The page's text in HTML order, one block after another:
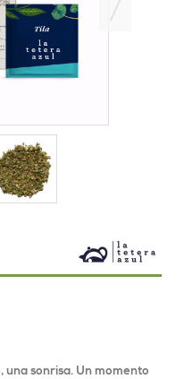
una sonrisa. Un momento